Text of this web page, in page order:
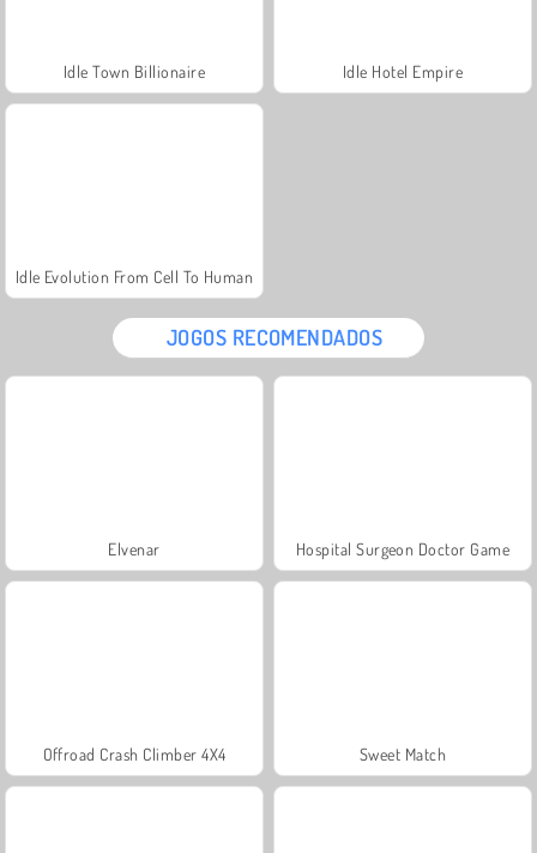
Idle Town Billionaire Idle Hotel Empire
Idle Evolution From Cell To Human
JOGOS RECOMENDADOS
Elvenar Hospital Surgeon Doctor Game
Offroad Crash Climber 4X4 Sweet Match